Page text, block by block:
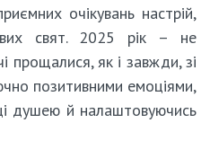
очікувань настрій,
свят. 2025 рік – не
прощалися, як і завжди, зі
позитивними емоціями,
душею й налаштовуючись